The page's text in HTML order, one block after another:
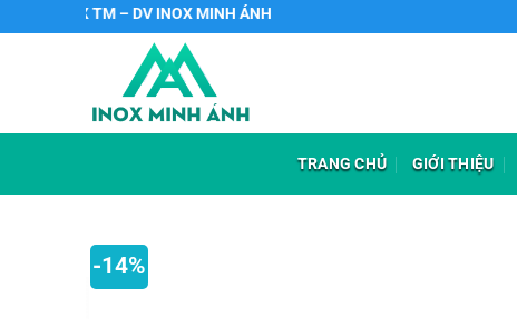
đến
SX TM – DV INOX MINH ÁNH
TRANG CHỦ GIỚI THIỆU
-14%